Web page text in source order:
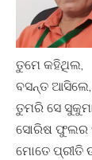
ତୁମେ କହିଥିଲ,
ବସନ୍ତ
ତୁମରି ସେ
ସୋରିଷ ଫୁଲର
ମୋତେ ପ୍ରୀତି